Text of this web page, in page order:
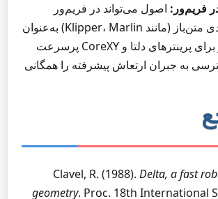
فریم‌ور: اصول می‌تواند در فریم‌ور
پرینترهای سه‌بعدی متن‌باز (مانند Klipper، Marlin) به‌عنوان
یک ویژگی ممتاز برای پرینترهای دلتا و CoreXY پرسرعت
به جبران ارتعاش پیشرفته را همگانی
Clavel, R. (1988). Delta, a fast
geometry. Proc. 18th International